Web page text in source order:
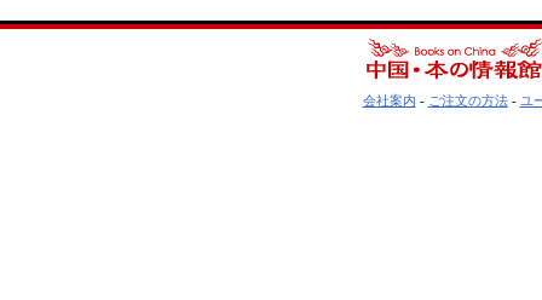
会社案内 - ご注文の方法- ユ